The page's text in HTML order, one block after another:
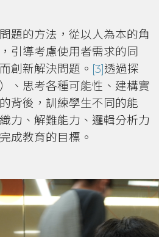
題的方法，從以人為本的角
引導考慮使用者需求的同
創新解決問題。 [3]透過探
、思考各種可能性、建構實
背後，訓練學生不同的能
力、解難能力、邏輯分析力
成教育的目標。